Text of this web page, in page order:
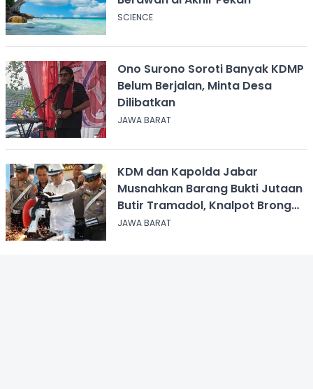
SCIENCE
Ono Surono Soroti Banyak KDMP
Belum Berjalan, Minta Desa
Dilibatkan
JAWA BARAT
KDM dan Kapolda Jabar
Musnahkan Barang Bukti Jutaan
Butir Tramadol, Knalpot Brong
hingga Miras
JAWA BARAT